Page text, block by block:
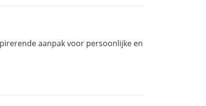
aanpak voor persoonlijke en